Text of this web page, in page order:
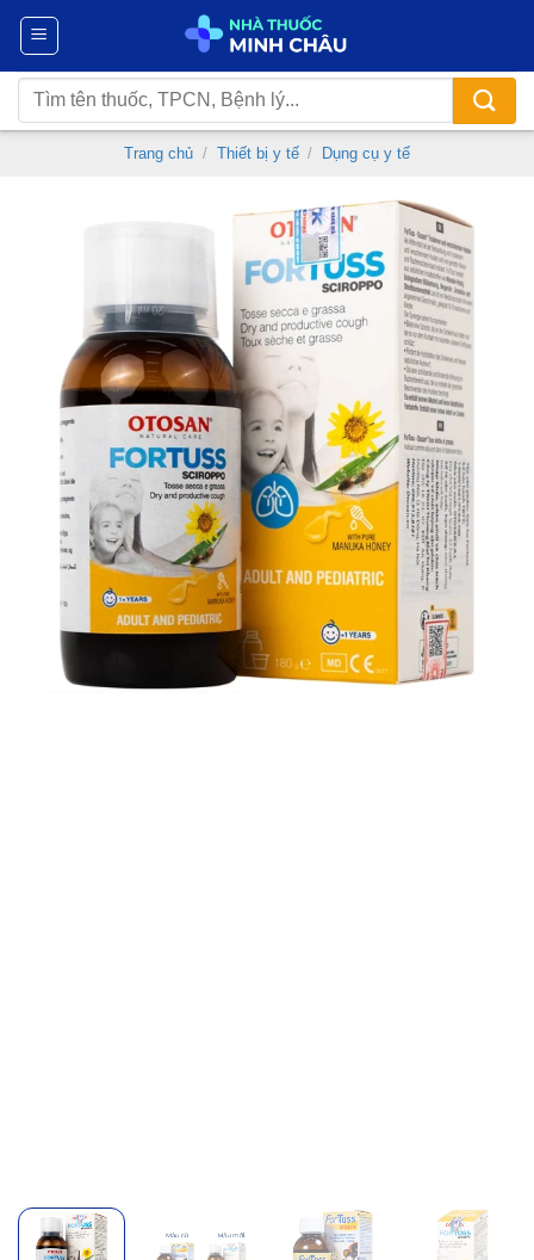
Chuyển
nội
dung
Tìm
kiếm:
Trang chủ / Thiết bị y tế / Dụng cụ y tế